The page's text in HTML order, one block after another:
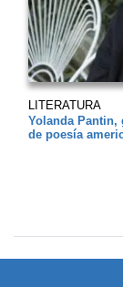
LITERATURA
Yolanda Pantin,
de poesía